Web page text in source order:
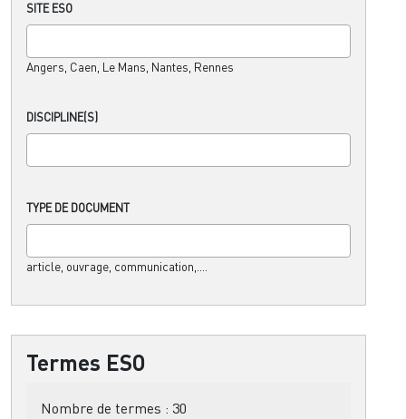
SITE ESO
Angers, Caen, Le Mans, Nantes, Rennes
DISCIPLINE(S)
TYPE DE DOCUMENT
article, ouvrage, communication,....
Termes ESO
Nombre de termes : 30